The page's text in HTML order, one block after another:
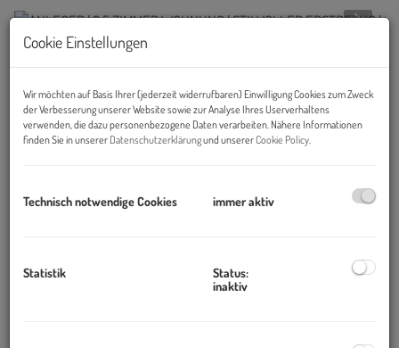
Links
Cookie Einstellungen
Wir möchten auf Basis Ihrer (jederzeit widerrufbaren) Einwilligung Cookies zum Zweck
der Verbesserung unserer Website sowie zur Analyse Ihres Userverhaltens
verwenden, die dazu personenbezogene Daten verarbeiten. Nähere Informationen
finden Sie in unserer Datenschutzerklärungund unsererCookie Policy
Technisch notwendige Cookies immer aktiv
Statistik
Status:
inaktiv